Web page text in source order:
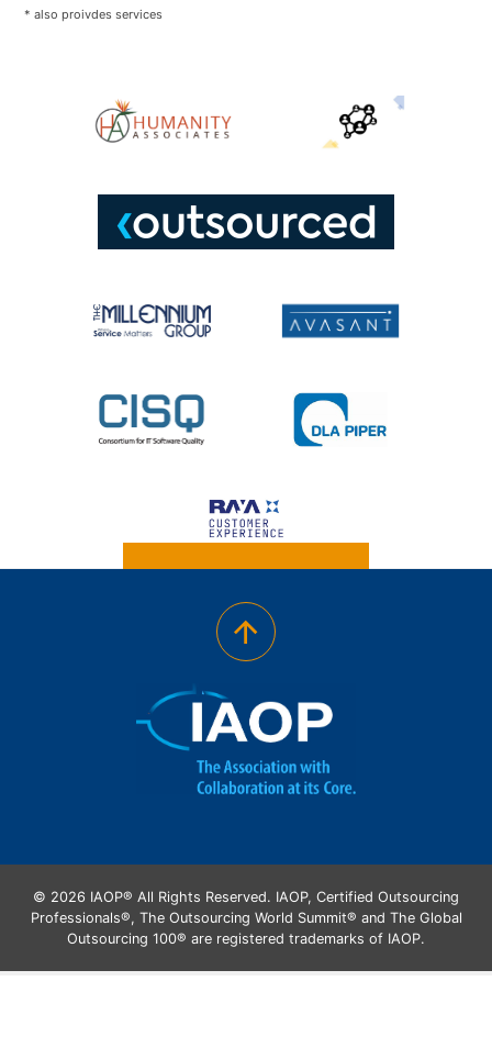
* also proivdes services
© 2026 IAOP® All Rights Reserved. IAOP, Certified Outsourcing
Professionals®, The Outsourcing World Summit® and The Global
Outsourcing 100® are registered trademarks of IAOP.